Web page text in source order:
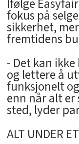
Ifølge
fokus på
sikkerhet,
fremtidens
- Det kan
og lettere å
funksjonelt
enn når alt er
sted, lyder
ALT UNDER